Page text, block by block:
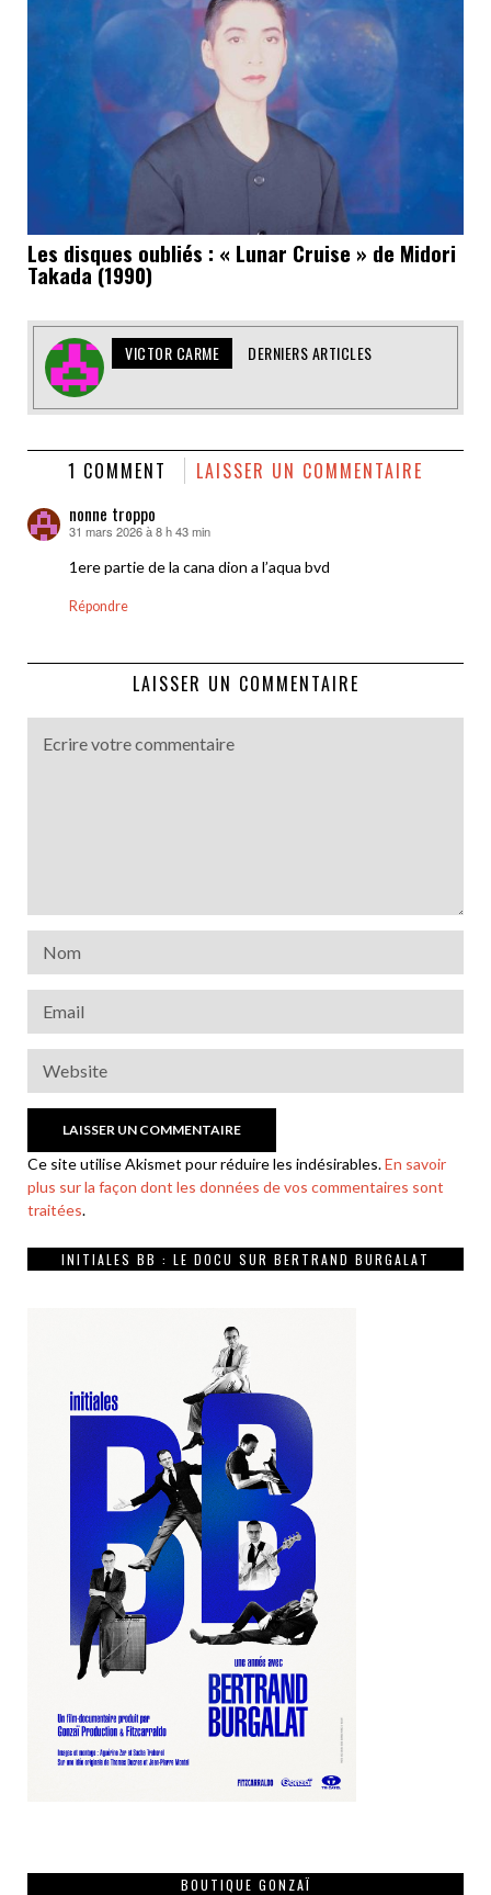
Les disques oubliés : « Lunar Cruise » de Midori
Takada (1990)
VICTOR CARME DERNIERS ARTICLES
1 COMMENT LAISSER UN COMMENTAIRE
nonne troppo
dit :
31 mars 2026 à 8 h 43 min
1ere partie de la cana dion a l’aqua bvd
Répondre
LAISSER UN COMMENTAIRE
Ce site utilise Akismet pour réduire les indésirables.En savoir
plus sur la façon dont les données de vos commentaires sont
traitées.
INITIALES BB : LE DOCU SUR BERTRAND BURGALAT
BOUTIQUE GONZAÏ